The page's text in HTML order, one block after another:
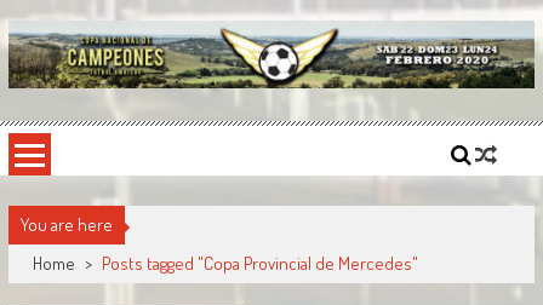
to
content
Copa Nacional de Campeones
El torneo semestral que reúne a los mejores equipos de fútbol sintético del país.
You are here
Home > Posts tagged "Copa Provincial de Mercedes"